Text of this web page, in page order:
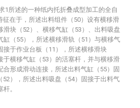
1所述的一种纸内托折叠成型加工的全自
征在于，所述出料组件（50）设有横移滑
滑块（52）、横移气缸（53）、出料吸盘
缸（55），所述横移滑轨（51）与横移气
接于作业台板（11），所述横移滑块
于横移气缸（53）的活塞杆，并与横移滑
合形成滑动连接，所述出料气缸（55）固
52），所述出料吸盘（54）固接于出料气
。